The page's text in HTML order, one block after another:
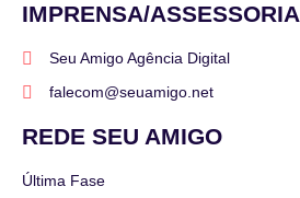
IMPRENSA/ASSESSORIA
Seu Amigo Agência Digital
falecom@seuamigo.net
REDE SEU AMIGO
Última Fase